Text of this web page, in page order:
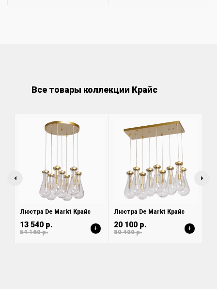
Все товары коллекции Крайс
Люстра De Markt Крайс
13 540 р.
54 160 р. +
Люстра De Markt Крайс
20 100 р.
80 400 р. +